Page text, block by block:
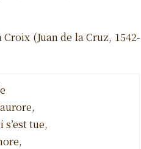
(Juan de la Cruz, 1542-
tue,